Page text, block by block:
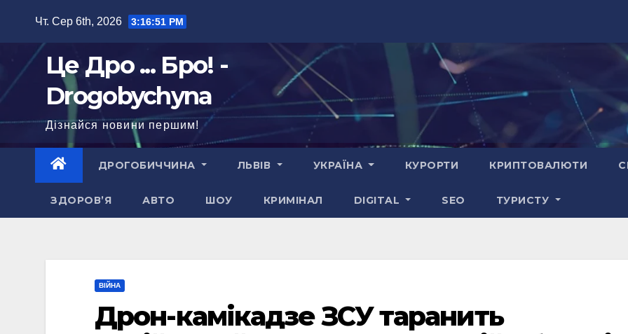
Чт. Сер 6th, 2026 3:16:52 PM
Це Дро ... Бро! -
Drogobychyna
Дізнайся новини першим!
ДРОГОБИЧЧИНА ЛЬВІВ УКРАЇНА КУРОРТИ КРИПТОВАЛЮТИ
ЗДОРОВ’Я АВТО ШОУ КРИМІНАЛ DIGITAL SEO ТУРИСТУ
ВІЙНА
Дрон-камікадзе ЗСУ таранить